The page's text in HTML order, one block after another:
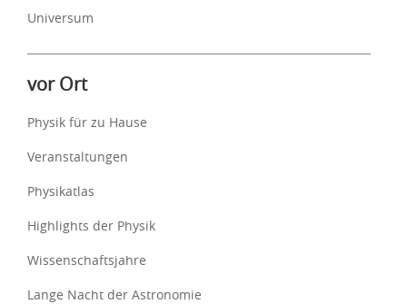
Universum
vor Ort
Physik für zu Hause
Veranstaltungen
Physikatlas
Highlights der Physik
Wissenschaftsjahre
Lange Nacht der Astronomie